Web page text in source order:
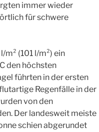
immer wieder
für schwere
m² (101 l/m²) ein
den höchsten
führten in der ersten
Regenfälle in der
von den
Der landesweit meiste
schien abgerundet